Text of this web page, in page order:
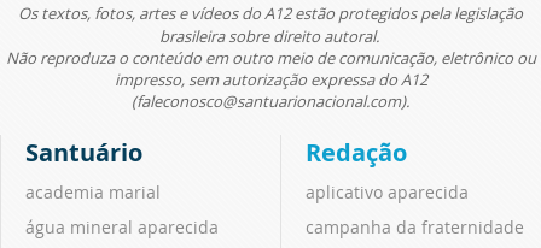
Os textos, fotos, artes e vídeos do A12 estão protegidos pela legislação
brasileira sobre direito autoral.
Não reproduza o conteúdo em outro meio de comunicação, eletrônico ou
impresso, sem autorização expressa do A12
(faleconosco@santuarionacional.com).
Santuário
academia marial
água mineral aparecida
Redação
aplicativo aparecida
campanha da fraternidade